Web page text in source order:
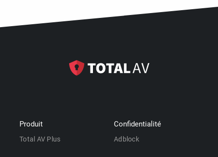
Produit
Total AV Plus
Confidentialité
Adblock